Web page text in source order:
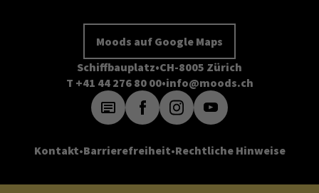
Moods auf Google Maps
Schiffbauplatz CH-8005 Zürich
T +41 44 276 80 00 info@moods.ch
Kontakt Barrierefreiheit Rechtliche Hinweise